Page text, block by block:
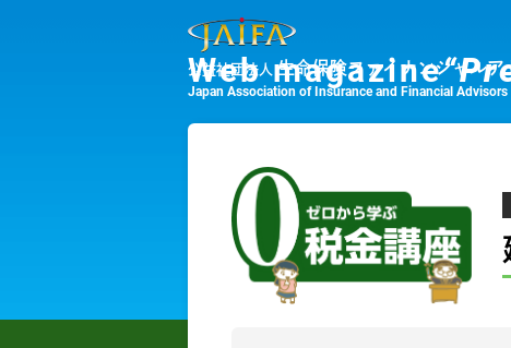
公益社団法人 生命保険ファイナンシャルア
Japan Association of Insurance and Financial Advisors
Web magazine